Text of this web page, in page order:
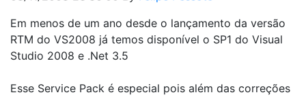
Em menos de um ano desde o lançamento da versão
RTM do VS2008 já temos disponível o SP1 do Visual
Studio 2008 e .Net 3.5
Esse Service Pack é especial pois além das correções